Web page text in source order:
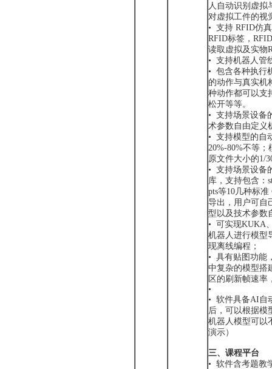
人自动识别虚拟
对虚拟工件的视
• 支持 RFID仿
RFID标签，
读取虚拟及实物
• 支持机器人管
• 包含各种执行
的动作与真实机
种动作都可以支
松开等等。
• 支持场景设备
术参数自由定义
• 支持模型的自
20%-80%不等
原文件大小的1/
• 支持场景设备
库，支持包含：
pts等10几种标
导出，用户可自
型以及技术参数
• 可实现KUKA
机器人进行模型
现离线编程；
• 具有贴图功能
中复杂的模型搭
区的刷新帧速率
•
• 软件具备AI自
后，可以根据模
机器人模型可以
演示）
三、课程平台
• 软件含考题教